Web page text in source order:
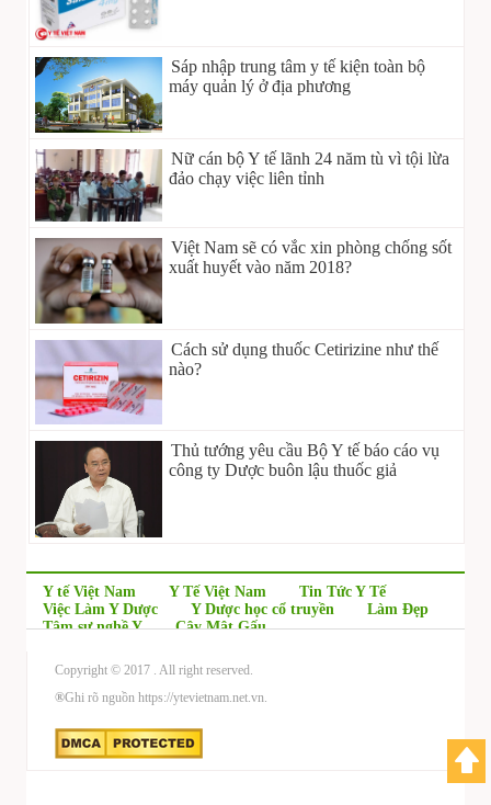
Sáp nhập trung tâm y tế kiện toàn bộ
máy quản lý ở địa phương
Nữ cán bộ Y tế lãnh 24 năm tù vì tội lừa
đảo chạy việc liên tỉnh
Việt Nam sẽ có vắc xin phòng chống sốt
xuất huyết vào năm 2018?
Cách sử dụng thuốc Cetirizine như thế
nào?
Thủ tướng yêu cầu Bộ Y tế báo cáo vụ
công ty Dược buôn lậu thuốc giả
Y tế Việt Nam Y Tế Việt Nam
Tin Tức Y Tế
Việc Làm Y Dược
Y Dược học cổ truyền
Làm Đẹp
Tâm sự nghề Y
Cây Mật Gấu
Copyright © 2017 . All right reserved.
®Ghi rõ nguồn https://ytevietnam.net.vn.